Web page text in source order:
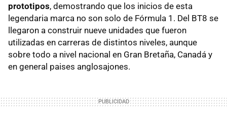
prototipos, demostrando que los inicios de esta
legendaria marca no son solo de Fórmula 1. Del BT8 se
llegaron a construir nueve unidades que fueron
utilizadas en carreras de distintos niveles, aunque
sobre todo a nivel nacional en Gran Bretaña, Canadá y
en general paises anglosajones.